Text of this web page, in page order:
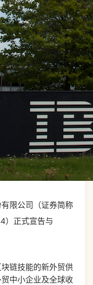
限公司（证券简称
）正式宣告与
链技能的新外贸供
中小企业及全球收